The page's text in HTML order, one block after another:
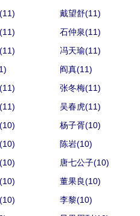
戴望舒(11)
石仲泉(11)
冯天瑜(11)
阎真(11)
张冬梅(11)
吴春虎(11)
杨子胥(10)
陈岩(10)
唐七公子(10)
董果良(10)
李黎(10)